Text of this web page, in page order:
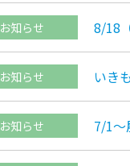
お知らせ 8/18
お知らせ いき
お知らせ 7/1～